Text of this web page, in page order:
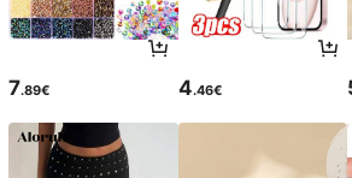
7.89€ 4.46€